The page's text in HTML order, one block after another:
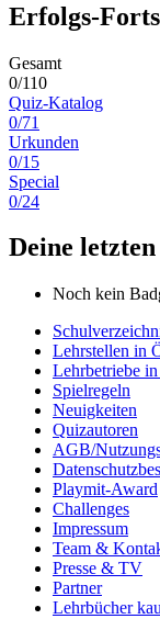
Erfolgs-
Gesamt
0/110
Quiz-Katalog
0/71
Urkunden
0/15
Special
0/24
Deine
Noch kein
Lehrstellen in
Lehrbetriebe
Spielregeln
Neuigkeiten
Quizautoren
AGB/
Playmit-Award
Challenges
Impressum
Team &
Presse & TV
Partner
Lehrbücher